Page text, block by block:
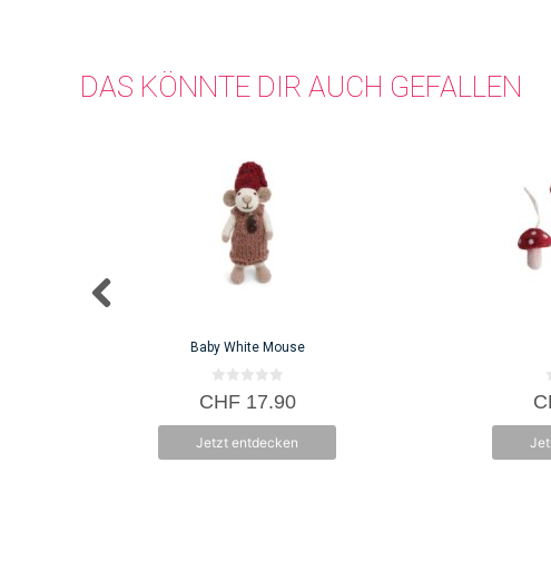
DAS KÖNNTE DIR AUCH GEFALLEN
Baby White Mouse
0
v
5
CHF17.90
Jetzt entdecken
0
v
5